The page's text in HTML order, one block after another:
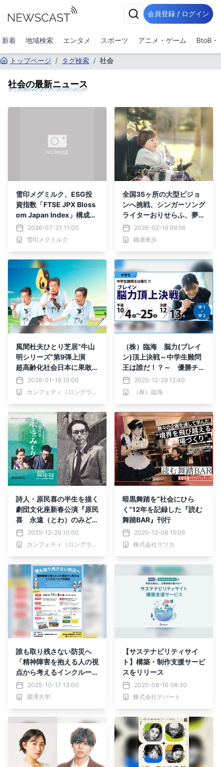
会員登録 / ログイン
新着 地域検索 エンタメ スポーツ アニメ・ゲーム BtoB・
トップページ / タグ検索 / 社会
社会の最新ニュース
雪印メグミルク、ESG投
資指数「FTSE JPX Bloss
om Japan Index」構成銘
柄に初選定
2026-07-31 11:00
雪印メグミルク
全国35ヶ所の大型ビジョ
ンへ挑戦、シンガーソング
ライターおりせらふ、夢の
ステージへ一歩
2026-02-16 09:56
織瀬來歩
風間杜夫ひとり芝居“牛山
明シリーズ”第9弾上演
超高齢化社会日本に果敢に
挑む『カラオケマン さす
らいヘルパー』チケット発
売開始
2026-01-19 10:00
カンフェティ（ロングランプランニング株式会社）
（株）臨海 脳力(ブレイ
ン)頂上決戦～中学生難問
王は誰だ！？～ 優勝チー
ム決定！2025-12-29 12:40
（株）臨海
詩人・原民喜の半生を描く
劇団文化座新春公演『原民
喜 永遠（とわ）のみど
り』アフタートーク開催決
定！
2025-12-29 10:00
カンフェティ（ロングランプランニング株式会社）
暗黒舞踏を“社会にひら
く”12年を記録した『読む
舞踏BAR』刊行
2025-12-06 15:06
株式会社ラツカ
誰も取り残さない防災へ
「精神障害を抱える人の視
点から考えるインクルーシ
ブな防災」
2025-10-17 13:00
麗澤大学
【サステナビリティサイ
ト】構築・制作支援サービ
スをリリース
2025-09-10 08:30
株式会社デパート